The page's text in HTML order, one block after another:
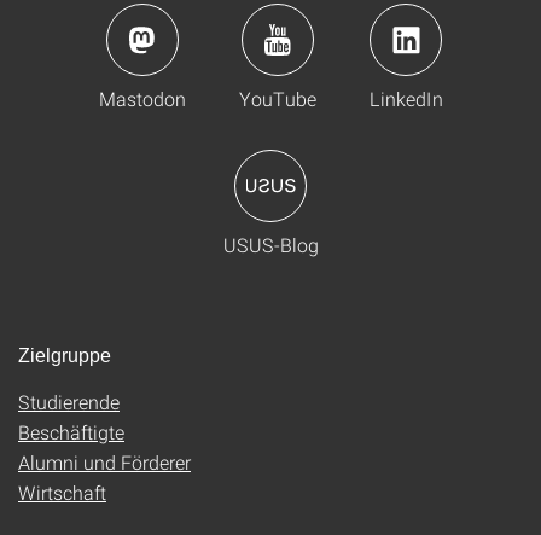
Mastodon YouTube LinkedIn
USUS-Blog
Zielgruppe
Studierende
Beschäftigte
Alumni und Förderer
Wirtschaft